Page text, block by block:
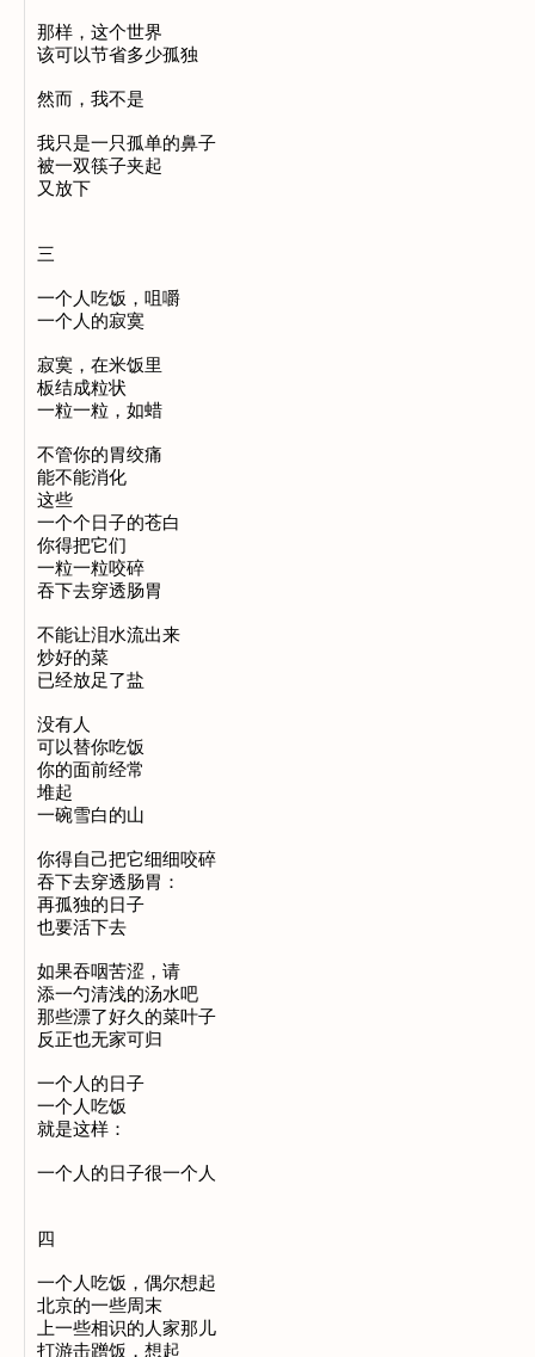
那样，这个世界
该可以节省多少孤独
然而，我不是
我只是一只孤单的鼻子
被一双筷子夹起
又放下
三
一个人吃饭，咀嚼
一个人的寂寞
寂寞，在米饭里
板结成粒状
一粒一粒，如蜡
不管你的胃绞痛
能不能消化
这些
一个个日子的苍白
你得把它们
一粒一粒咬碎
吞下去穿透肠胃
不能让泪水流出来
炒好的菜
已经放足了盐
没有人
可以替你吃饭
你的面前经常
堆起
一碗雪白的山
你得自己把它细细咬碎
吞下去穿透肠胃：
再孤独的日子
也要活下去
如果吞咽苦涩，请
添一勺清浅的汤水吧
那些漂了好久的菜叶子
反正也无家可归
一个人的日子
一个人吃饭
就是这样：
一个人的日子很一个人
四
一个人吃饭，偶尔想起
北京的一些周末
上一些相识的人家那儿
打游击蹭饭，想起